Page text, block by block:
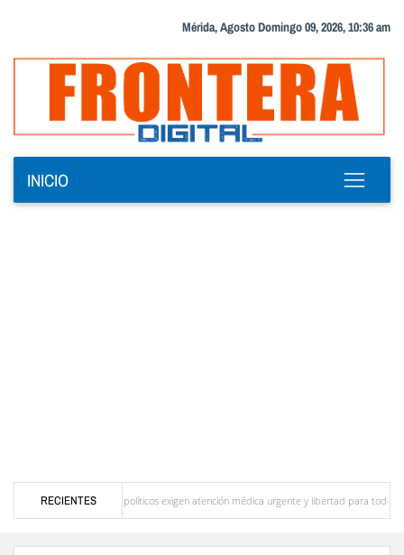
Mérida, Agosto Domingo 09, 2026, 10:36 am
INICIO
RECIENTES
Líderes políticos exigen atención médica urgente y libertad para todos los